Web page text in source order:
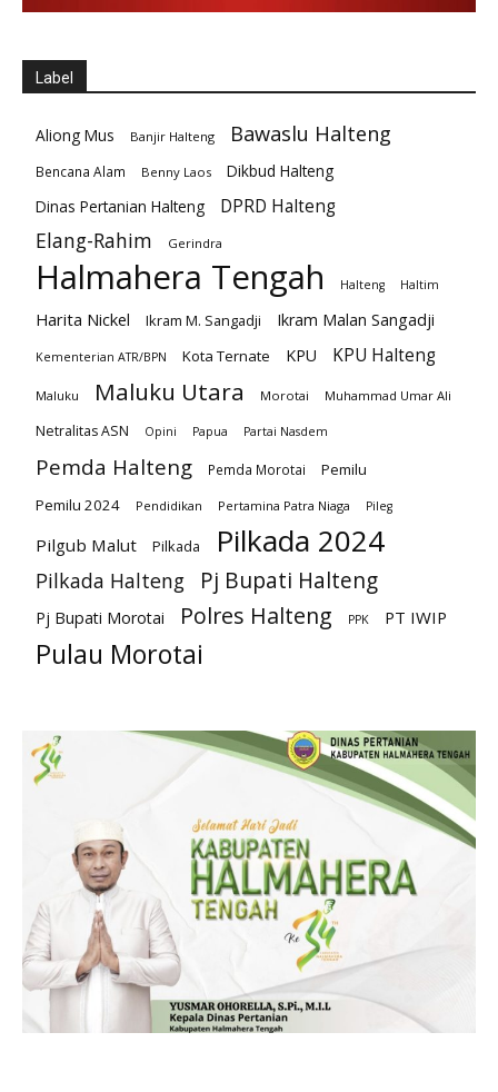
Label
Aliong Mus Banjir Halteng Bawaslu Halteng
Bencana Alam Benny Laos
Dikbud Halteng
Dinas Pertanian Halteng
DPRD Halteng
Elang-Rahim Gerindra
Halmahera Tengah Halteng Haltim
Harita Nickel Ikram M. Sangadji Ikram Malan Sangadji
Kementerian ATR/BPN Kota Ternate KPU KPU Halteng
Maluku Maluku Utara Morotai Muhammad Umar Ali
Netralitas ASN Opini Papua Partai Nasdem
Pemda Halteng Pemda Morotai
Pemilu
Pemilu 2024
Pendidikan Pertamina Patra Niaga Pileg
Pilgub Malut Pilkada Pilkada 2024
Pilkada Halteng Pj Bupati Halteng
Pj Bupati Morotai Polres Halteng PPK PT IWIP
Pulau Morotai